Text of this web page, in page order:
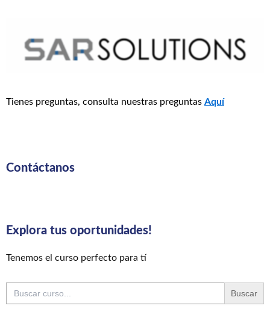
Tienes preguntas, consulta nuestras preguntas Aquí
Contáctanos
Explora tus oportunidades!
Tenemos el curso perfecto para tí
Buscar: